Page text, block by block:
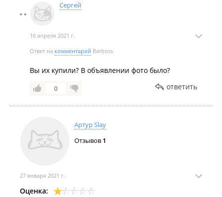
Сергей
16 апреля 2021 г.
Ответ на комментарий Barboss
Вы их купили? В объявлении фото было?
0 ответить
Артур Slay
Отзывов 1
27 января 2021 г.
Оценка: